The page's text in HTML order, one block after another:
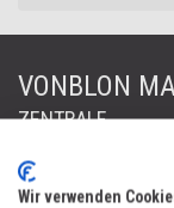
VONBLON
ZENTRALE
FORST &
Wir verwenden